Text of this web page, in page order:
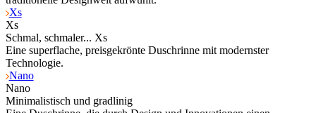
Xs
Xs
Schmal, schmaler... Xs
Eine superflache, preisgekrönte Duschrinne mit modernster
Technologie.
Nano
Nano
Minimalistisch und gradlinig